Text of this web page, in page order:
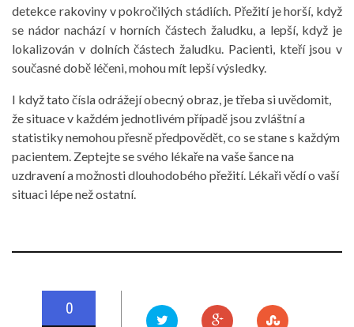
detekce rakoviny v pokročilých stádiích. Přežití je horší, když
se nádor nachází v horních částech žaludku, a lepší, když je
lokalizován v dolních částech žaludku. Pacienti, kteří jsou v
současné době léčeni, mohou mít lepší výsledky.
I když tato čísla odrážejí obecný obraz, je třeba si uvědomit,
že situace v každém jednotlivém případě jsou zvláštní a
statistiky nemohou přesně předpovědět, co se stane s každým
pacientem. Zeptejte se svého lékaře na vaše šance na
uzdravení a možnosti dlouhodobého přežití. Lékaři vědí o vaší
situaci lépe než ostatní.
0